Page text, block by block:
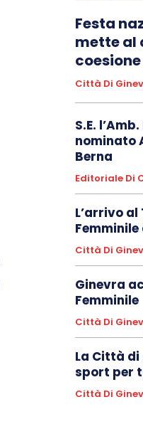
Festa
mette al
Città Di
S.E.
nominato
Berna
Editoriale Di
L’arrivo
Città Di
Ginevra
Femminile
Città Di
La Città
sport per
Città Di